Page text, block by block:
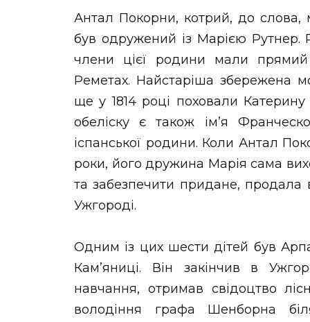
Антал Покорни, котрий, до
був одружений із Марією Рутнер.
члени цієї родини мали прямий
Реметах. Найстаріша збережена
ще у 1814 році поховали
обеліску є також ім’я
іспанської родини. Коли Антал
роки, його дружина Марія сама
та забезпечити придане,
Ужгороді.
Одним із цих шести дітей був
Кам’яниці. Він закінчив в
навчання, отримав свідоцтво
володіння графа Шенборна